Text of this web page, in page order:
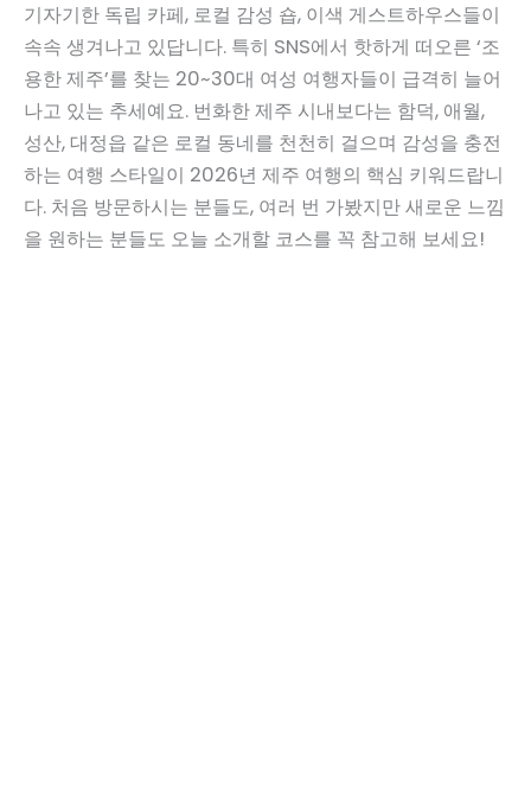
기자기한 독립 카페, 로컬 감성 숍, 이색 게스트하우스들이
속속 생겨나고 있답니다. 특히 SNS에서 핫하게 떠오른 ‘조
용한 제주’를 찾는 20~30대 여성 여행자들이 급격히 늘어
나고 있는 추세예요. 번화한 제주 시내보다는 함덕, 애월,
성산, 대정읍 같은 로컬 동네를 천천히 걸으며 감성을 충전
하는 여행 스타일이 2026년 제주 여행의 핵심 키워드랍니
다. 처음 방문하시는 분들도, 여러 번 가봤지만 새로운 느낌
을 원하는 분들도 오늘 소개할 코스를 꼭 참고해 보세요!